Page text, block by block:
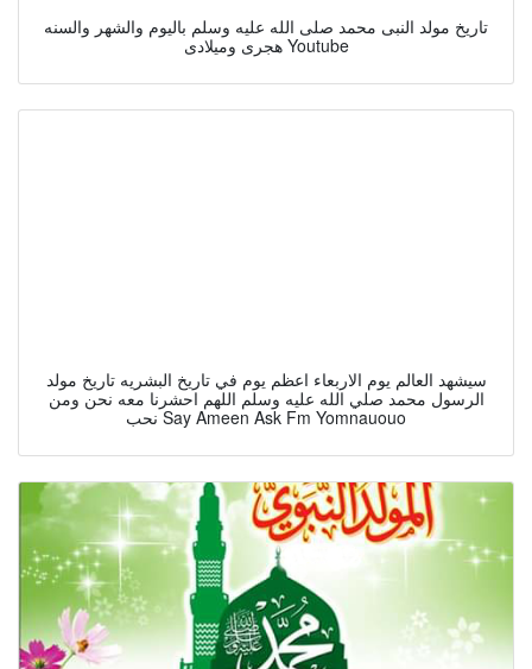
تاريخ مولد النبى محمد صلى الله عليه وسلم باليوم والشهر والسنه
هجرى وميلادى Youtube
سيشهد العالم يوم الاربعاء اعظم يوم في تاريخ البشريه تاريخ مولد
الرسول محمد صلي الله عليه وسلم اللهم احشرنا معه نحن ومن
نحب Say Ameen Ask Fm Yomnauouo